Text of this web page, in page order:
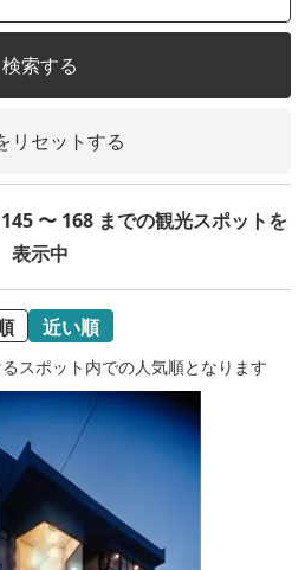
検索する
リセットする
〜 168 までの観光スポットを
表示中
近い順
スポット内での人気順となります